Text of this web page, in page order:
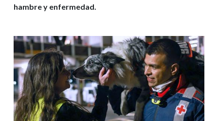
hambre y enfermedad.